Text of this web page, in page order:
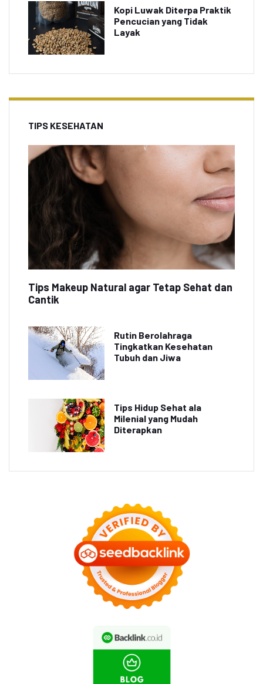
Kopi Luwak Diterpa Praktik
Pencucian yang Tidak
Layak
TIPS KESEHATAN
Tips Makeup Natural agar Tetap Sehat dan
Cantik
Rutin Berolahraga
Tingkatkan Kesehatan
Tubuh dan Jiwa
Tips Hidup Sehat ala
Milenial yang Mudah
Diterapkan